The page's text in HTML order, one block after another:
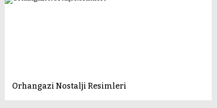
Orhangazi Nostalji Resimleri